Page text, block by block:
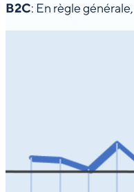
B2C: En règle